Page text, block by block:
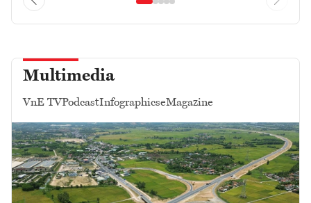
Multimedia
VnE TVPodcastInfographicseMagazine